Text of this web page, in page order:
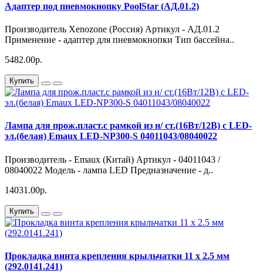
Адаптер под пневмокнопку PoolStar (АД.01.2)
Производитель Xenozone (Россия) Артикул - АД.01.2
Применение - адаптер для пневмокнопки Тип бассейна..
5482.00р.
Купить
Лампа для прож.пласт.с рамкой из н/ ст.(16Вт/12В) с LED-
эл.(белая) Emaux LED-NP300-S 04011043/08040022
Производитель - Emaux (Китай) Артикул - 04011043 /
08040022 Модель - лампа LED Предназначение - д..
14031.00р.
Купить
Прокладка винта крепления крыльчатки 11 x 2.5 мм
(292.0141.241)